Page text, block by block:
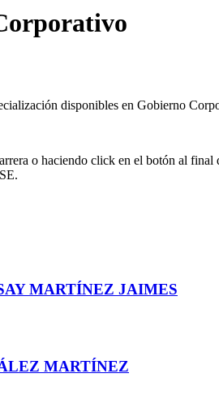
disponibles en Gobierno
o haciendo click en el botón al
MARTÍNEZ JAIMES
MARTÍNEZ